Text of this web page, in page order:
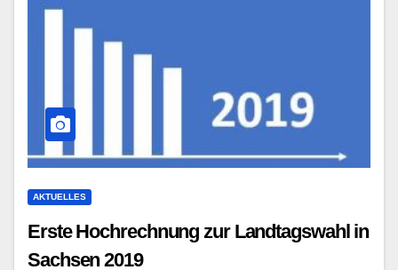
AKTUELLES
Erste Hochrechnung zur Landtagswahl in
Sachsen 2019